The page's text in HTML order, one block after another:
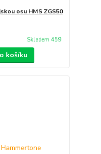
osu HMS ZGS50
Skladem 459
košíku